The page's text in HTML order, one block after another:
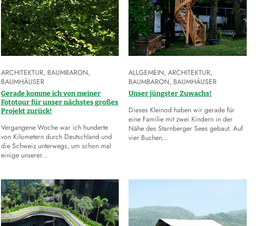
Gerade komme ich von meiner
Fototour für unser nächstes großes
Projekt zurück!
ARCHITEKTUR, BAUMBARON,
BAUMHÄUSER
Vergangene Woche war ich hunderte
von Kilometern durch Deutschland und
die Schweiz unterwegs, um schon mal
einige unserer...
Unser jüngster Zuwachs!
ALLGEMEIN,ARCHITEKTUR,
BAUMBARON, BAUMHÄUSER
Dieses Kleinod haben wir gerade für
eine Familie mit zwei Kindern in der
Nähe des Starnberger Sees gebaut. Auf
vier Buchen...